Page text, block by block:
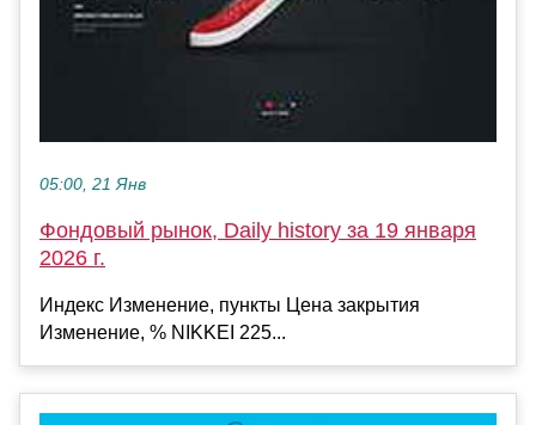
05:00, 21 Янв
Фондовый рынок, Daily history за 19 января
2026 г.
Индекс Изменение, пункты Цена закрытия
Изменение, % NIKKEI 225...